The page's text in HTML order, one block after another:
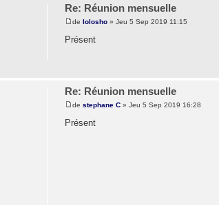
Re: Réunion mensuelle
delolosho » Jeu 5 Sep 2019 11:15
Présent
Re: Réunion mensuelle
destephane C » Jeu 5 Sep 2019 16:28
Présent